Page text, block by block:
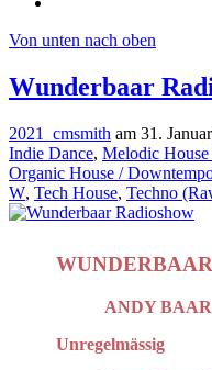
Von unten nach oben
Wunderbaar
2021_cmsmith am 31.
Indie Dance, Melodic
Organic House /
W, Tech House, Techno
ANDY BAAR
Unregelmässig